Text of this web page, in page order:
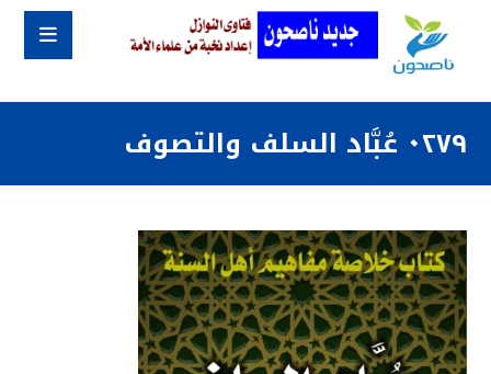
٠٢٧٩ عُبَّاد السلف والتصوف